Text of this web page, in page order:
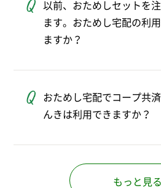
以前、おためしセットを
ます。おためし宅配の利
ますか？
セットのお申し込みはで
おためし宅配でコープ共
んきは利用できますか？
もっと見る